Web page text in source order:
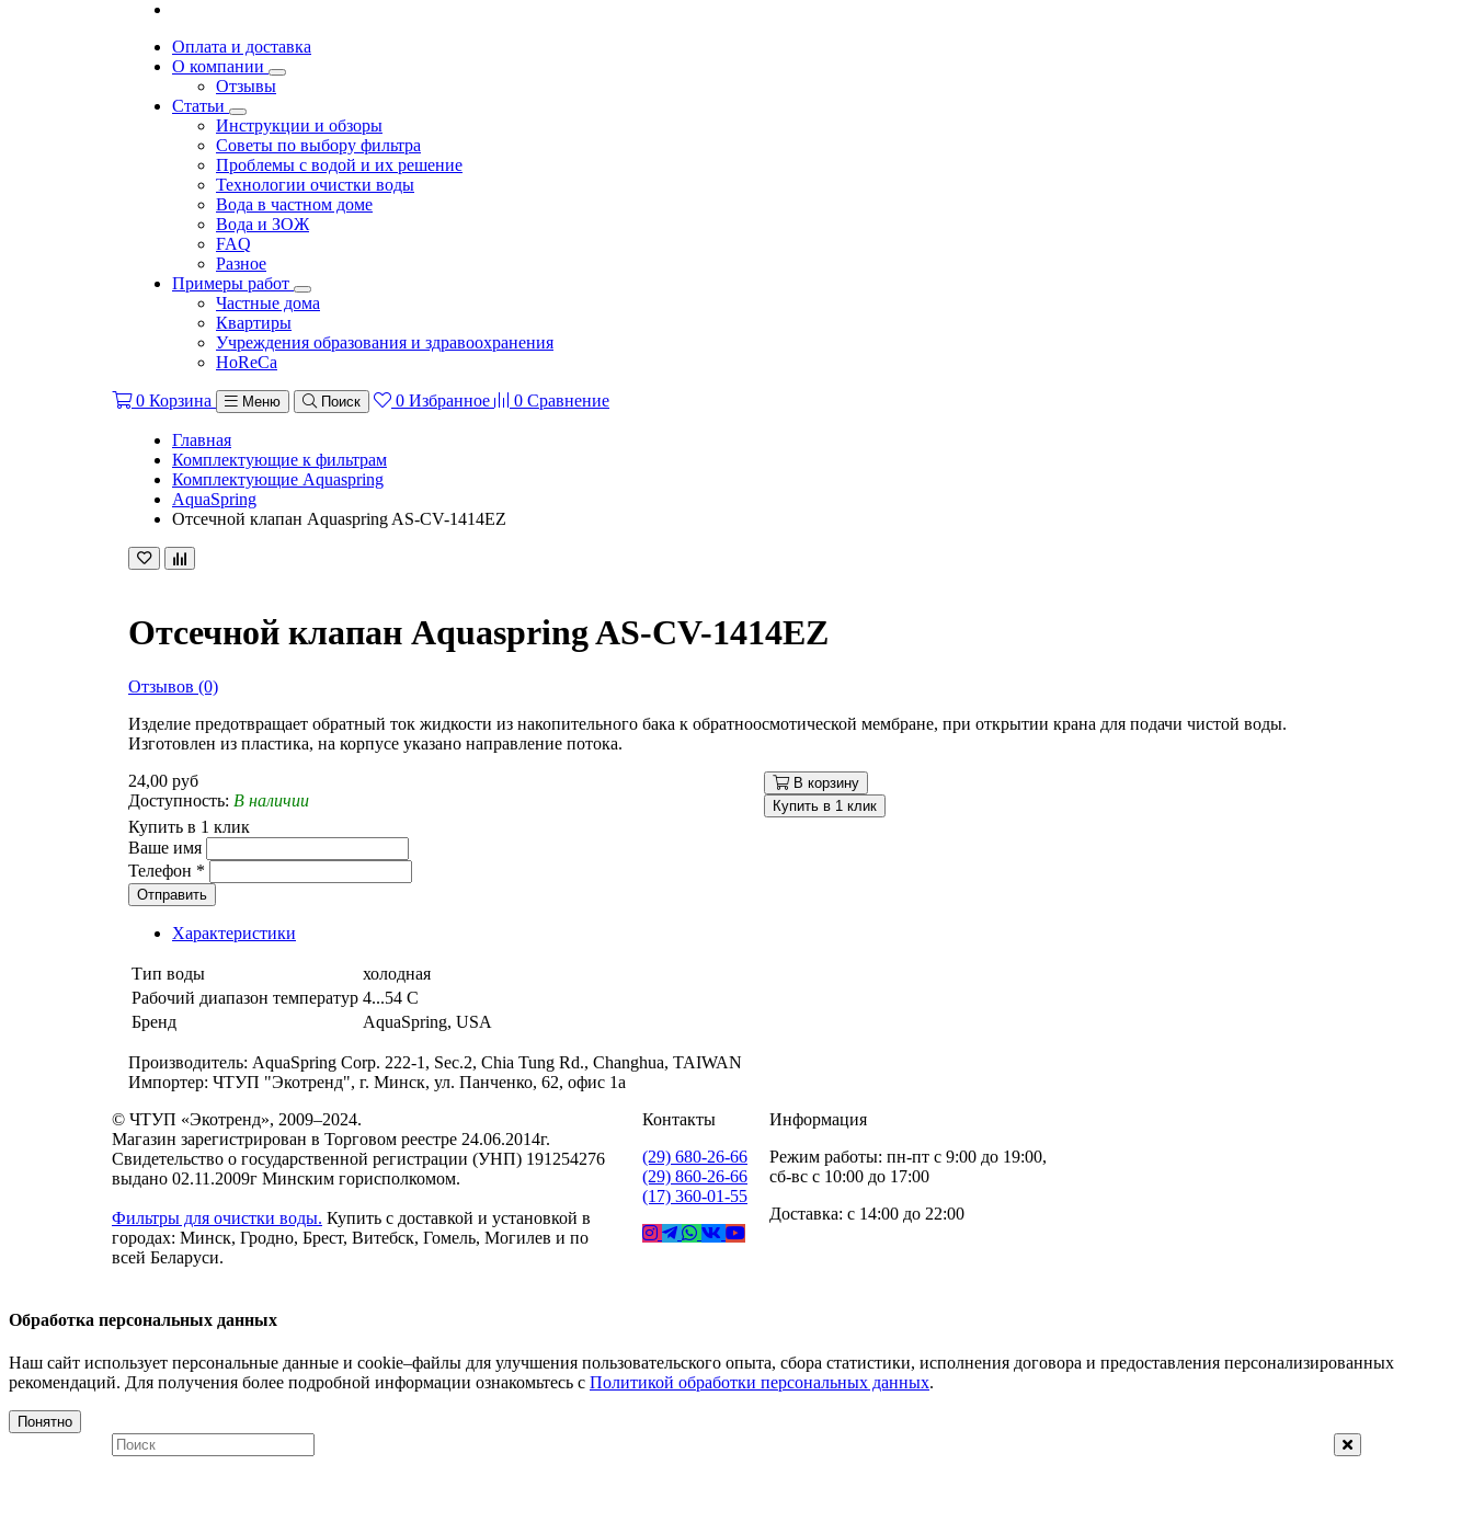
Оплата и доставка
О компании
Отзывы
Статьи
Инструкции и обзоры
Советы по выбору фильтра
Проблемы с водой и их решение
Технологии очистки воды
Вода в частном доме
Вода и ЗОЖ
FAQ
Разное
Примеры работ
Частные дома
Квартиры
Учреждения образования и здравоохранения
HoReCa
0 Корзина Меню Поиск 0 Избранное 0 Сравнение
Главная
Комплектующие к фильтрам
Комплектующие Aquaspring
AquaSpring
Отсечной клапан Aquaspring AS-CV-1414EZ
Отсечной клапан Aquaspring AS-CV-1414EZ
Отзывов (0)
Изделие предотвращает обратный ток жидкости из накопительного бака к обратноосмотической мембране, при открытии крана для подачи чистой воды.
Изготовлен из пластика, на корпусе указано направление потока.
24,00 руб
Доступность: В наличии
В корзину
Купить в 1 клик
Купить в 1 клик
Ваше имя
Телефон *
Отправить
Характеристики
Тип воды
холодная
Рабочий диапазон температур 4...54 С
Бренд
AquaSpring, USA
Производитель: AquaSpring Corp. 222-1, Sec.2, Chia Tung Rd., Changhua, TAIWAN
Импортер: ЧТУП "Экотренд", г. Минск, ул. Панченко, 62, офис 1а
© ЧТУП «Экотренд», 2009–2024.
Магазин зарегистрирован в Торговом реестре 24.06.2014г.
Свидетельство о государственной регистрации (УНП) 191254276
выдано 02.11.2009г Минским горисполкомом.
Фильтры для очистки воды. Купить с доставкой и установкой в
городах: Минск, Гродно, Брест, Витебск, Гомель, Могилев и по
всей Беларуси.
Контакты
(29) 680-26-66
(29) 860-26-66
(17) 360-01-55
Информация
Режим работы: пн-пт с 9:00 до 19:00,
сб-вс с 10:00 до 17:00
Доставка: с 14:00 до 22:00
Обработка персональных данных
Наш сайт использует персональные данные и cookie–файлы для улучшения пользовательского опыта, сбора статистики, исполнения договора и предоставления персонализированных
рекомендаций. Для получения более подробной информации ознакомьтесь с Политикой обработки персональных данных.
Понятно